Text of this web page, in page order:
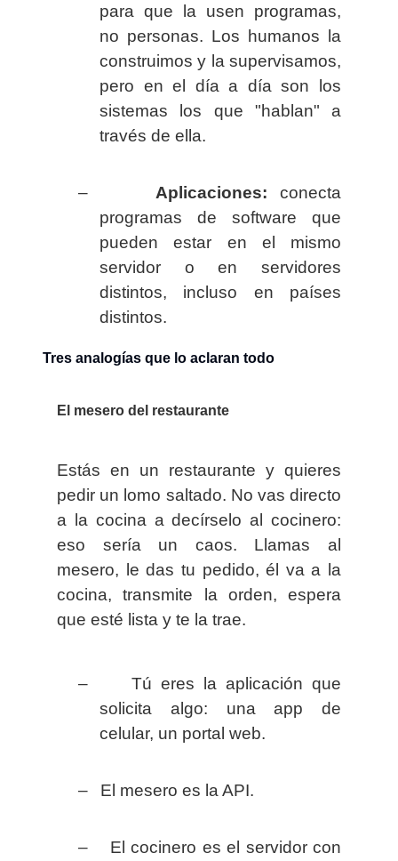
para que la usen programas,
no personas. Los humanos la
construimos y la supervisamos,
pero en el día a día son los
sistemas los que "hablan" a
través de ella.
– Aplicaciones: conecta
programas de software que
pueden estar en el mismo
servidor o en servidores
distintos, incluso en países
distintos.
Tres analogías que lo aclaran todo
El mesero del restaurante
Estás en un restaurante y quieres
pedir un lomo saltado. No vas directo
a la cocina a decírselo al cocinero:
eso sería un caos. Llamas al
mesero, le das tu pedido, él va a la
cocina, transmite la orden, espera
que esté lista y te la trae.
–
Tú eres la aplicación que
solicita algo: una app de
celular, un portal web.
– El mesero es la API.
–
El cocinero es el servidor con